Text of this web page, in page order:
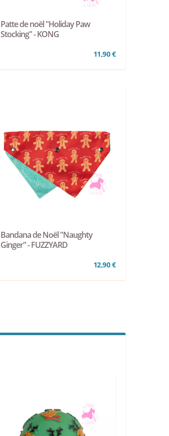
Patte de noël "Holiday Paw
Stocking" - KONG
11,90 €
Bandana de Noël "Naughty
Ginger" - FUZZYARD
12,90 €